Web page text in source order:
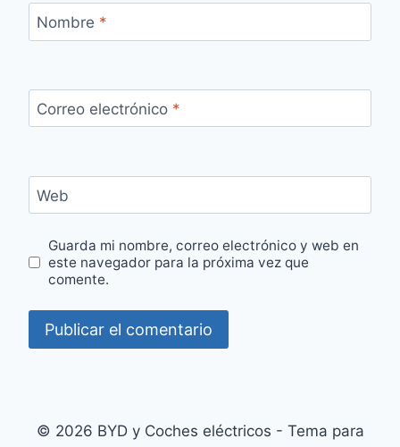
Nombre *
Correo electrónico *
Web
Guarda mi nombre, correo electrónico y web en
este navegador para la próxima vez que
comente.
© 2026 BYD y Coches eléctricos - Tema para